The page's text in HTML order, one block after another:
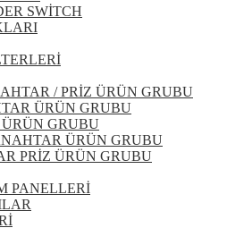
SWİTCH
/ PRİZ ÜRÜN GRUBU
ÜRÜN GRUBU
GRUBU
ÜRÜN GRUBU
PRİZ ÜRÜN GRUBU
PANELLERİ